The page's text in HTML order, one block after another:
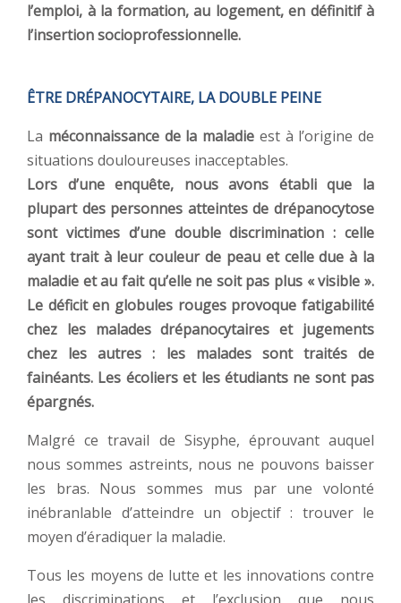
l’emploi, à la formation, au logement, en définitif à
l’insertion socioprofessionnelle.
ÊTRE DRÉPANOCYTAIRE, LA DOUBLE PEINE
La méconnaissance de la maladie est à l’origine de
situations douloureuses inacceptables.
Lors d’une enquête, nous avons établi que la
plupart des personnes atteintes de drépanocytose
sont victimes d’une double discrimination : celle
ayant trait à leur couleur de peau et celle due à la
maladie et au fait qu’elle ne soit pas plus « visible ».
Le déficit en globules rouges provoque fatigabilité
chez les malades drépanocytaires et jugements
chez les autres : les malades sont traités de
fainéants. Les écoliers et les étudiants ne sont pas
épargnés.
Malgré ce travail de Sisyphe, éprouvant auquel
nous sommes astreints, nous ne pouvons baisser
les bras. Nous sommes mus par une volonté
inébranlable d’atteindre un objectif : trouver le
moyen d’éradiquer la maladie.
Tous les moyens de lutte et les innovations contre